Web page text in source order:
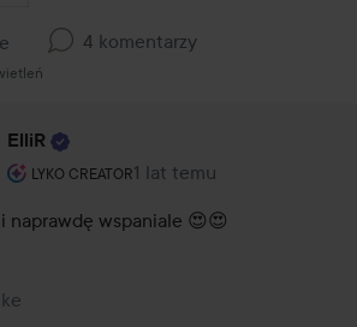
4 komentarzy
ElliR
LYKO CREATOR
Rola użytkownika: Lyko Creator.
1 lat temu
Komentarz został dodany
naprawdę wspaniale 😍😍